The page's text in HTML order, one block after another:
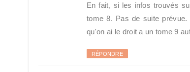
En fait, si les infos trouvés
tome 8. Pas de suite
qu'on ai le droit a un tome 9
RÉPONDRE